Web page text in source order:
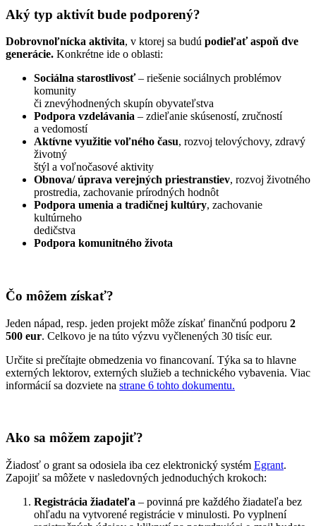
Aký typ aktivít bude podporený?
Dobrovnoľnícka aktivita, v ktorej sa budú podieľať aspoň dve
generácie. Konkrétne ide o oblasti:
Sociálna starostlivosť– riešenie sociálnych problémov
komunity
či znevýhodnených skupín obyvateľstva
Podpora vzdelávania – zdieľanie skúseností, zručností
a vedomostí
Aktívne využitie voľného času, rozvoj telovýchovy, zdravý
životný
štýl a voľnočasové aktivity
Obnova/ úprava verejných priestranstiev, rozvoj životného
prostredia, zachovanie prírodných hodnôt
Podpora umenia a tradičnej kultúry, zachovanie
kultúrneho
dedičstva
Podpora komunitného života
Čo môžem získať?
Jeden nápad, resp. jeden projekt môže získať finančnú podporu 2
500 eur. Celkovo je na túto výzvu vyčlenených 30 tisíc eur.
Určite si prečítajte obmedzenia vo financovaní. Týka sa to hlavne
externých lektorov, externých služieb a technického vybavenia. Viac
informácií sa dozviete na strane 6 tohto dokumentu.
Ako sa môžem zapojiť?
Žiadosť o grant sa odosiela iba cez elektronický systém Egrant.
Zapojiť sa môžete v nasledovných jednoduchých krokoch:
Registrácia žiadateľa – povinná pre každého žiadateľa bez
ohľadu na vytvorené registrácie v minulosti. Po vyplnení